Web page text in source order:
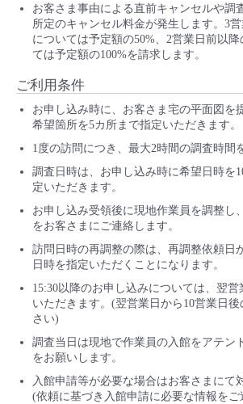
お客さま事由による直前キャンセルや調
所定のキャンセル料金が発生します。3
については予定額の50%、2営業日前以
ては予定額の100%を請求します。
ご利用条件
お申し込み時に、お客さま宅の平面図を
希望箇所を5カ所まで指定いただきます。
1度の訪問につき、最大2時間の調査時間
調査日時は、お申し込み時に希望日時を
定いただきます。
お申し込み受領後に現地作業員を調整し
をお客さまにご連絡します。
訪問日時の再調整の際は、再調整依頼日
日時を指定いただくことになります。
15:30以降のお申し込みについては、翌
いただきます。(翌営業日から10営業日
さい)
調査当日は現地で作業員の入館をアテン
をお願いします。
入館申請等が必要な場合はお客さまにて
(依頼に基づき入館申請に必要な情報をご